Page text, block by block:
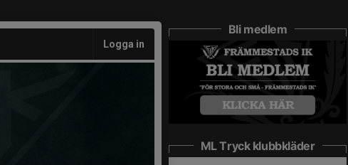
Logga in
Bli medlem
ML Tryck klubbkläder